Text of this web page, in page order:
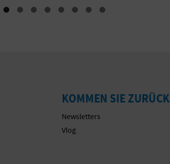
KOMMEN SIE ZURÜCK
Newsletters
Vlog